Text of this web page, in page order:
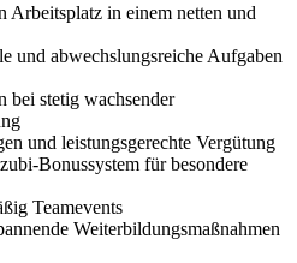
Arbeitsplatz in einem netten und
und abwechslungsreiche Aufgaben
bei stetig wachsender
und leistungsgerechte Vergütung
Bonussystem für besondere
Teamevents
Weiterbildungsmaßnahmen